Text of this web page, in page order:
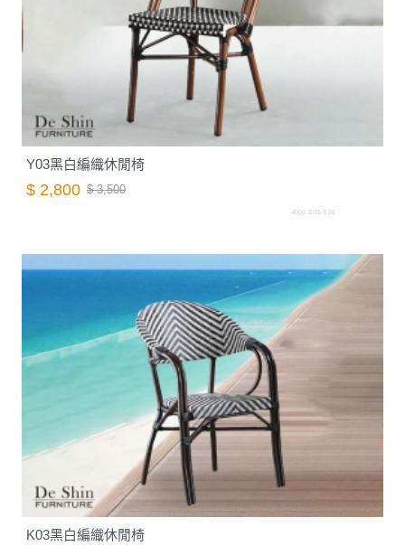
Y03黑白編織休閒椅
$ 2,800 $ 3,500
A003.1015-9.26
K03黑白編織休閒椅